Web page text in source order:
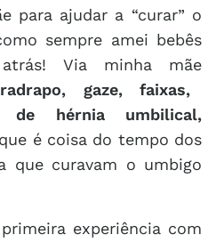
para ajudar a “curar” o
sempre amei bebês
Via minha mãe
gaze, faixas,
de hérnia umbilical,
é coisa do tempo dos
que curavam o umbigo
experiência com